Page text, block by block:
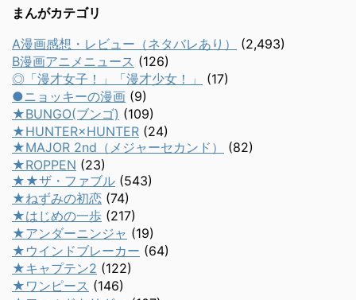
まんがカテゴリ
A漫画感想・レビュー（ネタバレあり）
(2,493)
B漫画アニメニュース (126)
◎「漫才女子！」「漫才少女！」
(17)
●ニョッキーの漫画 (9)
★BUNGO(ブンゴ) (109)
★HUNTER×HUNTER (24)
★MAJOR 2nd（メジャーセカンド）
(82)
★ROPPEN (23)
★★ザ・ファブル (543)
★ねずみの初恋 (74)
★はじめの一歩 (217)
★アンダーニンジャ (19)
★ウインドブレーカー (64)
★キャプテン2 (122)
★ワンピース (146)